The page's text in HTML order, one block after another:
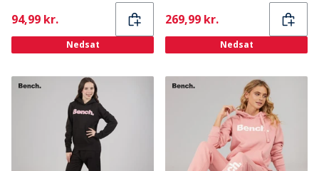
Current
94,99 kr.
Nedsat
Current
269,99 kr.
Nedsat